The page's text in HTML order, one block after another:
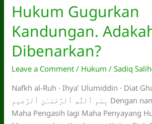
Hukum Gugurkan
Kandungan.
Dibenarkan?
Leave a Comment / Hukum /Sadiq
Nafkh al-Ruh · Ihya’ Ulumiddin · Diat
بِسْمِ ٱللَّهِ ٱلرَّحْمَـٰنِ ٱلرَّحِيمِ Dengan nama Allah Yang
Maha Pengasih lagi Maha Penyayang